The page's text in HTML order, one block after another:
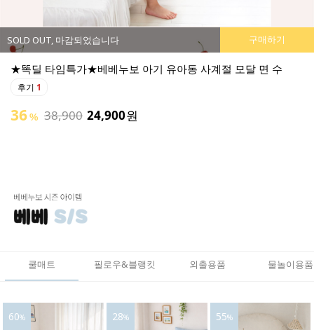
SOLD OUT, 마감되었습니다 구매하기
★똑딜 타임특가★베베누보 아기 유아동 사계절 모달 면 수
후기 1
36% 38,900 24,900원
쿨매트 필로우&블랭킷 외출용품 물놀이용품
60% 28% 55%